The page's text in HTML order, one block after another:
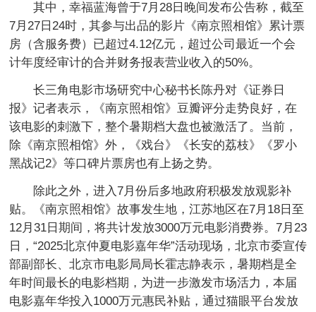
其中，幸福蓝海曾于7月28日晚间发布公告称，截至
7月27日24时，其参与出品的影片《南京照相馆》累计票
房（含服务费）已超过4.12亿元，超过公司最近一个会
计年度经审计的合并财务报表营业收入的50%。
长三角电影市场研究中心秘书长陈丹对《证券日
报》记者表示，《南京照相馆》豆瓣评分走势良好，在
该电影的刺激下，整个暑期档大盘也被激活了。当前，
除《南京照相馆》外，《戏台》《长安的荔枝》《罗小
黑战记2》等口碑片票房也有上扬之势。
除此之外，进入7月份后多地政府积极发放观影补
贴。《南京照相馆》故事发生地，江苏地区在7月18日至
12月31日期间，将共计发放3000万元电影消费券。7月23
日，“2025北京仲夏电影嘉年华”活动现场，北京市委宣传
部副部长、北京市电影局局长霍志静表示，暑期档是全
年时间最长的电影档期，为进一步激发市场活力，本届
电影嘉年华投入1000万元惠民补贴，通过猫眼平台发放